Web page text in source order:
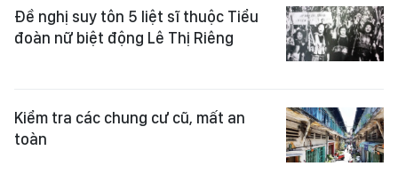
Đề nghị suy tôn 5 liệt sĩ thuộc Tiểu
đoàn nữ biệt động Lê Thị Riêng
Kiểm tra các chung cư cũ, mất an
toàn